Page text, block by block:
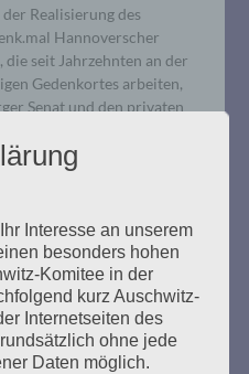
Realisierung des
Hannoverscher
seit Jahrzehnten an der
Gedenkortes arbeiten,
Senat und den privaten
Das
Interesse an unserem
besonders hohen
Komitee in der
kurz Auschwitz-
Internetseiten des
ohne jede
Daten möglich.